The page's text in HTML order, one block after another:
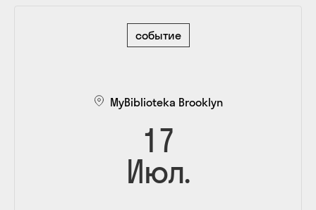
событие
MyBiblioteka Brooklyn
17
Июл.